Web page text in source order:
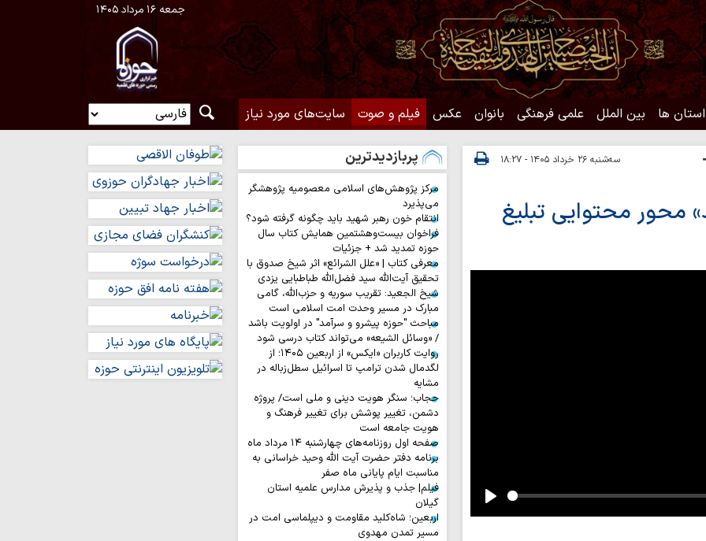
جمعه ۱۶ مرداد ۱۴۰۵
استان ها بین الملل علمی فرهنگی بانوان عکس فیلم و صوت سایت‌های مورد نیاز
سه‌شنبه ۲۶ خرداد ۱۴۰۵ - ۱۸:۲۷
محور محتوایی تبلیغ
Play
پربازدیدترین
مرکز پژوهش‌های اسلامی معصومیه پژوهشگر
می‌پذیرد
انتقام خون رهبر شهید باید چگونه گرفته شود؟
فراخوان بیست‌وهشتمین همایش کتاب سال
حوزه تمدید شد + جزئیات
معرفی کتاب | «علل الشرائع» اثر شیخ صدوق با
تحقیق آیت‌الله سید فضل‌الله طباطبایی یزدی
شیخ الجعید: تقریب سوریه و حزب‌الله، گامی
مبارک در مسیر وحدت امت اسلامی است
مباحث "حوزه پیشرو و سرآمد" در اولویت باشد
/ «وسائل الشیعه» می‌تواند کتاب درسی شود
روایت‌ کاربران «ایکس» از اربعین ۱۴۰۵؛ از
لگدمال شدن ترامپ تا اسرائیل سطل‌زباله‌ در
مشایه
حجاب؛ سنگر هویت دینی و ملی است/ پروژه
دشمن، تغییر پوشش برای تغییر فرهنگ و
هویت جامعه است
صفحه اول روزنامه‌های چهارشنبه ۱۴ مرداد ماه
برنامه دفتر حضرت آیت الله وحید خراسانی به
مناسبت ایام پایانی ماه صفر
فیلم| جذب و پذیرش مدارس علمیه استان
گیلان
اربعین؛ شاه‌کلید مقاومت و دیپلماسی امت در
مسیر تمدن مهدوی